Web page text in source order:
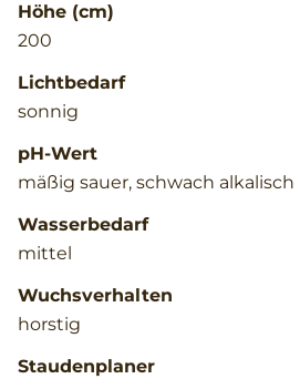
Höhe (cm)
200
Lichtbedarf
sonnig
pH-Wert
mäßig sauer, schwach alkalisch
Wasserbedarf
mittel
Wuchsverhalten
horstig
Staudenplaner